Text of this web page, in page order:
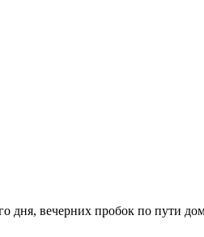
дня, вечерних пробок по пути